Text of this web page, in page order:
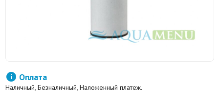
 Оплата
Наличный, Безналичный, Наложенный платеж.